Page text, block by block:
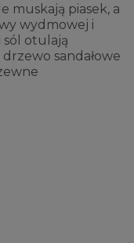
muskają piasek, a
wydmowej i
sól otulają
sandałowe